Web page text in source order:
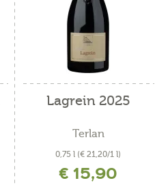
Lagrein 2025
Terlan
0,75 l (€ 21,20/1 l)
inkl. MwSt. zzgl. Versandkosten
€ 15,90